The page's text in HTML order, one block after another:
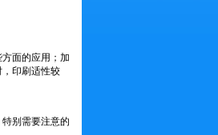
面的应用；加
印刷适性较
别需要注意的